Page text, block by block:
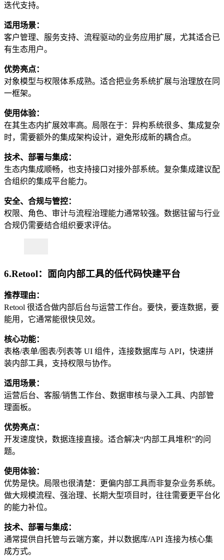
迭代支持。
适用场景：
客户管理、服务支持、流程驱动的业务应用扩展，尤其适合已
有生态用户。
优势亮点：
对象模型与权限体系成熟。适合把业务系统扩展与治理放在同
一框架。
使用体验：
在其生态内扩展效率高。局限在于：异构系统很多、集成复杂
时，需要额外的集成架构设计，避免形成新的耦合点。
技术、部署与集成：
生态内集成顺畅，也支持接口对接外部系统。复杂集成建议配
合组织的集成平台能力。
安全、合规与管控：
权限、角色、审计与流程治理能力通常较强。数据驻留与行业
合规仍需要结合组织要求评估。
6.Retool：面向内部工具的低代码快建平台
推荐理由：
Retool 很适合做内部后台与运营工作台。要快，要连数据，要
能用，它通常能很快见效。
核心功能：
表格/表单/图表/列表等 UI 组件，连接数据库与 API，快速拼
装内部工具，支持权限与协作。
适用场景：
运营后台、客服/销售工作台、数据审核与录入工具、内部管
理面板。
优势亮点：
开发速度快，数据连接直接。适合解决“内部工具堆积”的问
题。
使用体验：
优势是快。局限也很清楚：更偏内部工具而非复杂业务系统。
做大规模流程、强治理、长期大型项目时，往往需要更平台化
的能力补位。
技术、部署与集成：
通常提供自托管与云端方案，并以数据库/API 连接为核心集
成方式。